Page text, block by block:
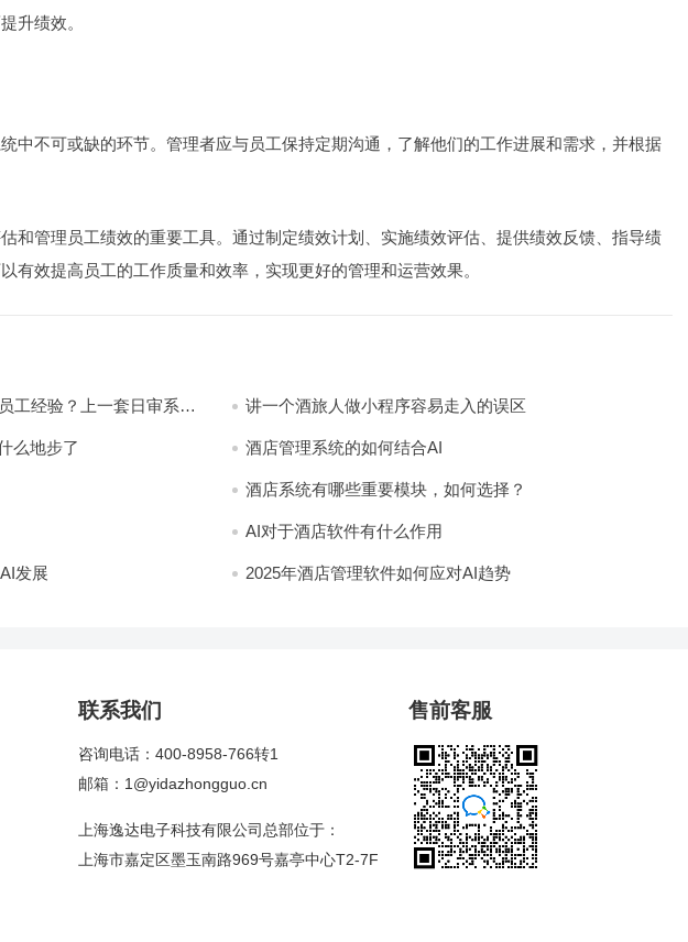
升绩效。
中不可或缺的环节。管理者应与员工保持定期沟通，了解他们的工作进展和需求，并根据
和管理员工绩效的重要工具。通过制定绩效计划、实施绩效评估、提供绩效反馈、指导绩
有效提高员工的工作质量和效率，实现更好的管理和运营效果。
工经验？上一套日审系
讲一个酒旅人做小程序容易走入的误区
么地步了 酒店管理系统的如何结合AI
酒店系统有哪些重要模块，如何选择？
AI对于酒店软件有什么作用
发展 2025年酒店管理软件如何应对AI趋势
联系我们
咨询电话：400-8958-766转1
邮箱：1@yidazhongguo.cn
上海逸达电子科技有限公司总部位于：
上海市嘉定区墨玉南路969号嘉亭中心T2-7F
售前客服